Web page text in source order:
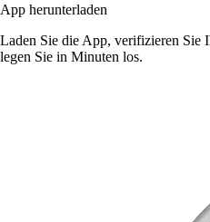
App herunterladen
Laden Sie die App, verifizieren Sie
legen Sie in Minuten los.